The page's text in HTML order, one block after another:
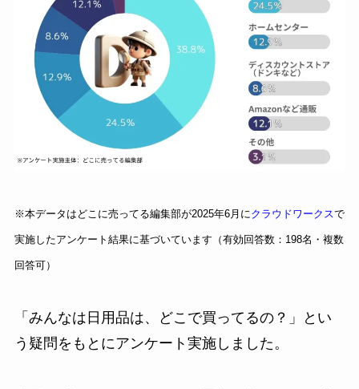
※本データはどこに売ってる編集部が2025年6月にクラウドワークスで
実施したアンケート結果に基づいています（有効回答数：198名・複数
回答可）
「みんなは日用品は、どこで買ってるの？」とい
う疑問をもとにアンケート実施しました。